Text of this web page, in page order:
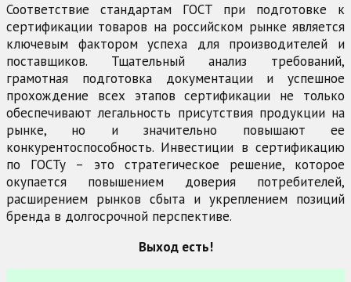
Соответствие стандартам ГОСТ при подготовке к
сертификации товаров на российском рынке является
ключевым фактором успеха для производителей и
поставщиков. Тщательный анализ требований,
грамотная подготовка документации и успешное
прохождение всех этапов сертификации не только
обеспечивают легальность присутствия продукции на
рынке, но и значительно повышают ее
конкурентоспособность. Инвестиции в сертификацию
по ГОСТу – это стратегическое решение, которое
окупается повышением доверия потребителей,
расширением рынков сбыта и укреплением позиций
бренда в долгосрочной перспективе.
Выход есть!